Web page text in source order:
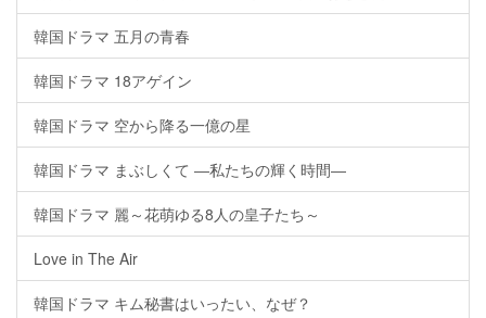
韓国ドラマ 五月の青春
韓国ドラマ 18アゲイン
韓国ドラマ 空から降る一億の星
韓国ドラマ まぶしくて ―私たちの輝く時間―
韓国ドラマ 麗～花萌ゆる8人の皇子たち～
Love in The Air
韓国ドラマ キム秘書はいったい、なぜ？